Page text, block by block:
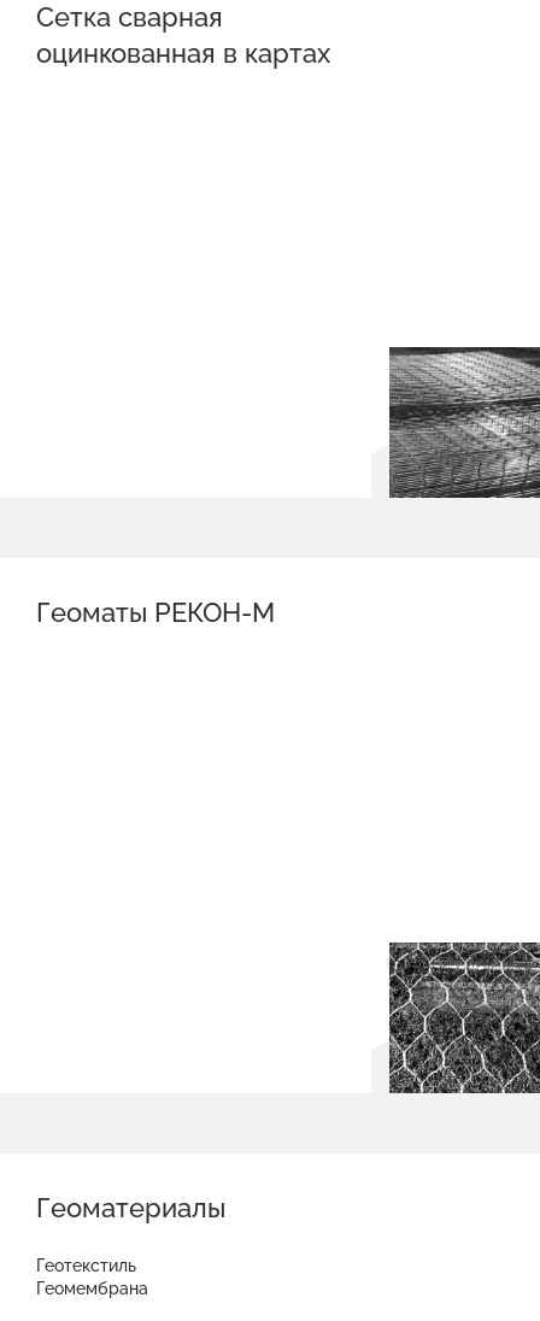
Сетка сварная
оцинкованная в картах
Геоматы РЕКОН-М
Геоматериалы
Геотекстиль
Геомембрана